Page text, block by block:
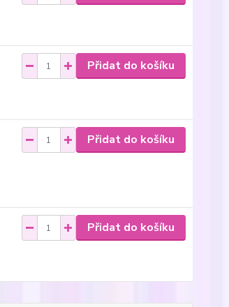
Přidat do košíku
Přidat do košíku
Přidat do košíku